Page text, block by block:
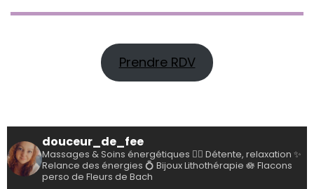
Prendre RDV
douceur_de_fee
Massages & Soins énergétiques 💆‍♀️ Détente, relaxation ✨
Relance des énergies 💍 Bijoux Lithothérapie 🪷 Flacons
perso de Fleurs de Bach